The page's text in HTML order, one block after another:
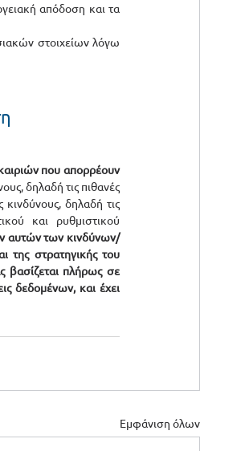
απόδοση και τα
στοιχείων λόγω
που απορρέουν
δηλαδή τις πιθανές
δηλαδή τις
και ρυθμιστικού
αυτών των κινδύνων/
της στρατηγικής του
βασίζεται πλήρως σε
δεδομένων, και έχει
Εμφάνιση όλων